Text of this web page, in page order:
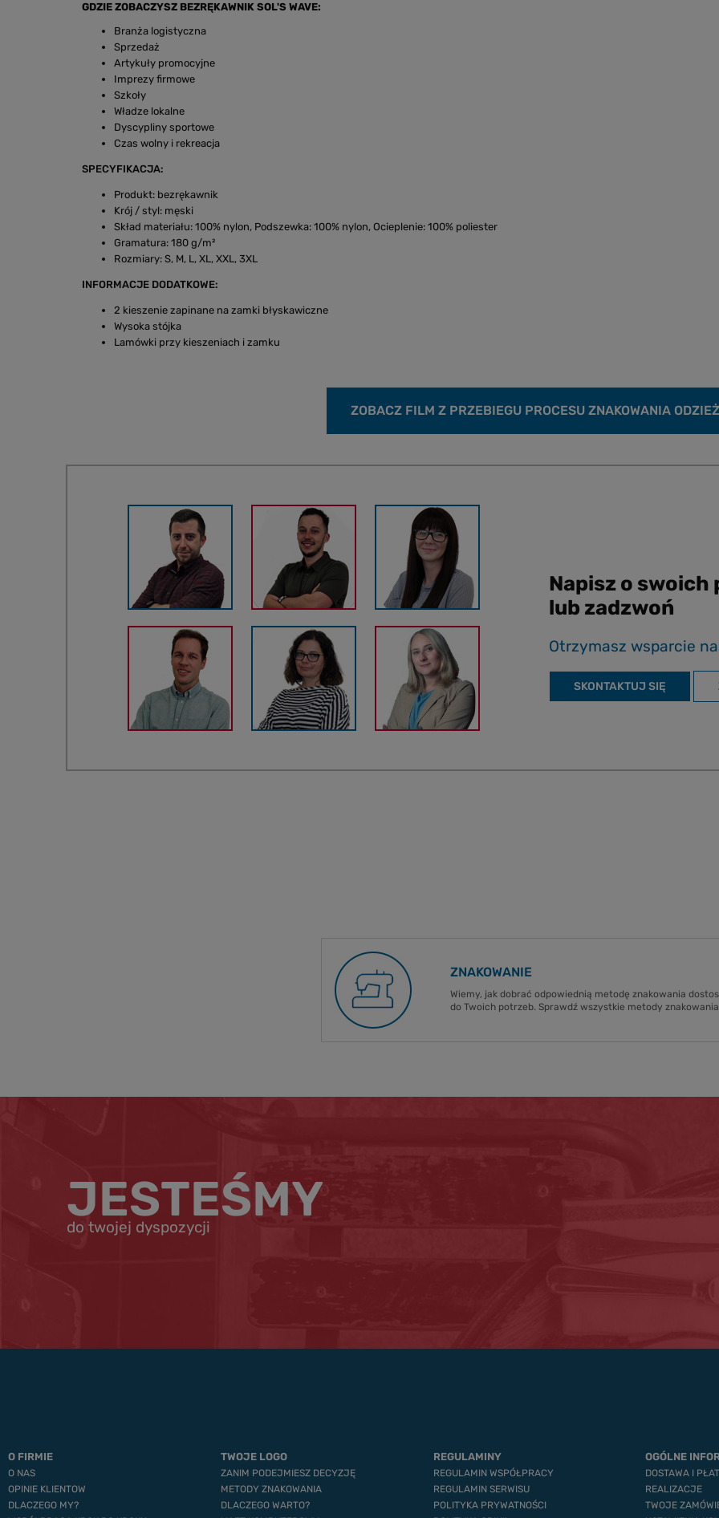
GDZIE ZOBACZYSZ BEZRĘKAWNIK SOL'S WAVE:
Branża logistyczna
Sprzedaż
Artykuły promocyjne
Imprezy firmowe
Szkoły
Władze lokalne
Dyscypliny sportowe
Czas wolny i rekreacja
SPECYFIKACJA:
Produkt: bezrękawnik
Krój / styl: męski
Skład materiału: 100% nylon, Podszewka: 100% nylon, Ocieplenie: 100% poliester
Gramatura: 180 g/m²
Rozmiary: S, M, L, XL, XXL, 3XL
INFORMACJE DODATKOWE:
2 kieszenie zapinane na zamki błyskawiczne
Wysoka stójka
Lamówki przy kieszeniach i zamku
ZOBACZ FILM Z PRZEBIEGU PROCESU ZNAKOWANIA
Napisz o
lub zadzwoń
Otrzymasz wsparcie
SKONTAKTUJ SIĘ
ZNAKOWANIE
Wiemy, jak dobrać odpowiednią metodę znakowania
do Twoich potrzeb. Sprawdź wszystkie metody
JESTEŚMY
do twojej dyspozycji
O FIRMIE
O NAS
OPINIE KLIENTOW
DLACZEGO MY?
TWOJE LOGO
ZANIM PODEJMIESZ DECYZJĘ
METODY ZNAKOWANIA
DLACZEGO WARTO?
REGULAMINY
REGULAMIN WSPÓŁPRACY
REGULAMIN SERWISU
POLITYKA PRYWATNOŚCI
OGÓLNE
DOSTAWA I
REALIZACJE
TWOJE